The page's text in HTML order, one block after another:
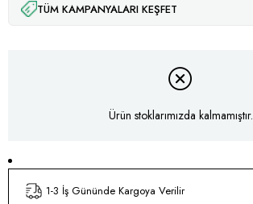
TÜM KAMPANYALARI KEŞFET
Ürün stoklarımızda kalmamıştır.
1-3 İş Gününde Kargoya Verilir